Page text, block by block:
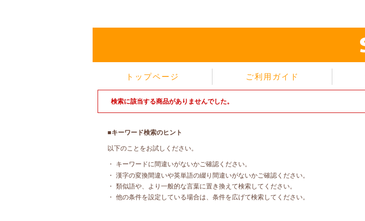
トップページ ご利用ガイド
当サイトについて
特定商取引法に基づく表示
よくあるご質問
検索に該当する商品がありませんでした。
■キーワード検索のヒント
以下のことをお試しください。
・ キーワードに間違いがないかご確認ください。
・ 漢字の変換間違いや英単語の綴り間違いがないかご確認ください。
・ 類似語や、より一般的な言葉に置き換えて検索してください。
・ 他の条件を設定している場合は、条件を広げて検索してください。